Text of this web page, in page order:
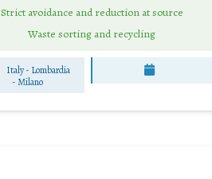
Strict avoidance and reduction at source
Waste sorting and recycling
Italy - Lombardia
-Milano